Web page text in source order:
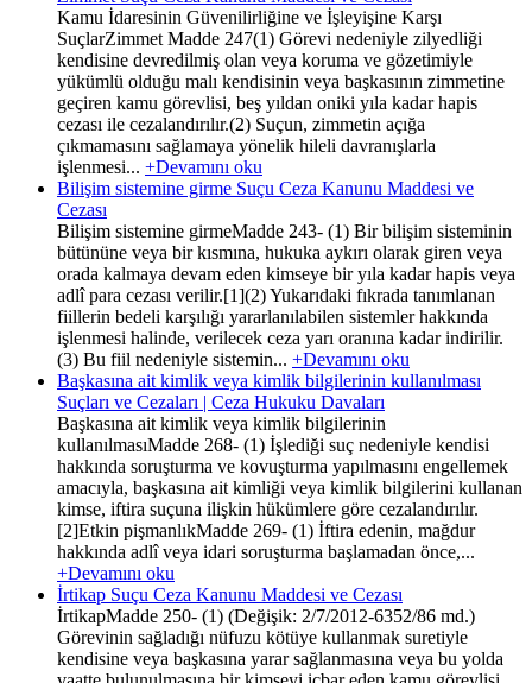
Kamu İdaresinin Güvenilirliğine ve İşleyişine Karşı
SuçlarZimmet Madde 247(1) Görevi nedeniyle zilyedliği
kendisine devredilmiş olan veya koruma ve gözetimiyle
yükümlü olduğu malı kendisinin veya başkasının zimmetine
geçiren kamu görevlisi, beş yıldan oniki yıla kadar hapis
cezası ile cezalandırılır.(2) Suçun, zimmetin açığa
çıkmamasını sağlamaya yönelik hileli davranışlarla
işlenmesi... +Devamını oku
Bilişim sistemine girme Suçu Ceza Kanunu Maddesi ve
Cezası
Bilişim sistemine girmeMadde 243- (1) Bir bilişim sisteminin
bütününe veya bir kısmına, hukuka aykırı olarak giren veya
orada kalmaya devam eden kimseye bir yıla kadar hapis veya
adlî para cezası verilir.[1](2) Yukarıdaki fıkrada tanımlanan
fiillerin bedeli karşılığı yararlanılabilen sistemler hakkında
işlenmesi halinde, verilecek ceza yarı oranına kadar indirilir.
(3) Bu fiil nedeniyle sistemin... +Devamını oku
Başkasına ait kimlik veya kimlik bilgilerinin kullanılması
Suçları ve Cezaları | Ceza Hukuku Davaları
Başkasına ait kimlik veya kimlik bilgilerinin
kullanılmasıMadde 268- (1) İşlediği suç nedeniyle kendisi
hakkında soruşturma ve kovuşturma yapılmasını engellemek
amacıyla, başkasına ait kimliği veya kimlik bilgilerini kullanan
kimse, iftira suçuna ilişkin hükümlere göre cezalandırılır.
[2]Etkin pişmanlıkMadde 269- (1) İftira edenin, mağdur
hakkında adlî veya idari soruşturma başlamadan önce,...
+Devamını oku
İrtikap Suçu Ceza Kanunu Maddesi ve Cezası
İrtikapMadde 250- (1) (Değişik: 2/7/2012-6352/86 md.)
Görevinin sağladığı nüfuzu kötüye kullanmak suretiyle
kendisine veya başkasına yarar sağlanmasına veya bu yolda